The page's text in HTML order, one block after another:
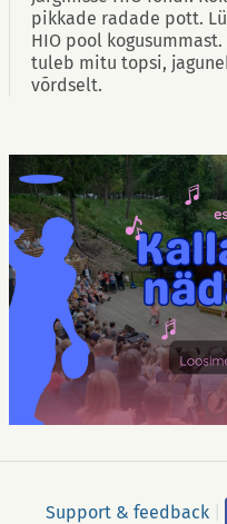
pikkade radade pott.
HIO pool
tuleb mitu topsi,
võrdselt.
Support & feedback